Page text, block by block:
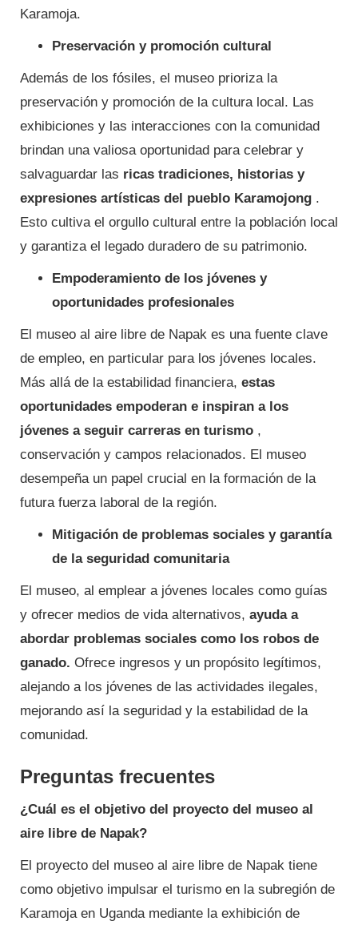
Karamoja.
Preservación y promoción cultural
Además de los fósiles, el museo prioriza la
preservación y promoción de la cultura local. Las
exhibiciones y las interacciones con la comunidad
brindan una valiosa oportunidad para celebrar y
salvaguardar las ricas tradiciones, historias y
expresiones artísticas del pueblo Karamojong .
Esto cultiva el orgullo cultural entre la población local
y garantiza el legado duradero de su patrimonio.
Empoderamiento de los jóvenes y
oportunidades profesionales
El museo al aire libre de Napak es una fuente clave
de empleo, en particular para los jóvenes locales.
Más allá de la estabilidad financiera, estas
oportunidades empoderan e inspiran a los
jóvenes a seguir carreras en turismo ,
conservación y campos relacionados. El museo
desempeña un papel crucial en la formación de la
futura fuerza laboral de la región.
Mitigación de problemas sociales y garantía
de la seguridad comunitaria
El museo, al emplear a jóvenes locales como guías
y ofrecer medios de vida alternativos, ayuda a
abordar problemas sociales como los robos de
ganado. Ofrece ingresos y un propósito legítimos,
alejando a los jóvenes de las actividades ilegales,
mejorando así la seguridad y la estabilidad de la
comunidad.
Preguntas frecuentes
¿Cuál es el objetivo del proyecto del museo al
aire libre de Napak?
El proyecto del museo al aire libre de Napak tiene
como objetivo impulsar el turismo en la subregión de
Karamoja en Uganda mediante la exhibición de